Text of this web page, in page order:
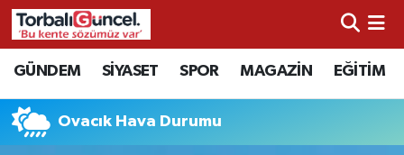
GÜNDEM SİYASET SPOR MAGAZİN EĞİTİM
Ovacık Hava Durumu
İzmir Nöbetçi Eczaneler
İzmir Hava Durumu